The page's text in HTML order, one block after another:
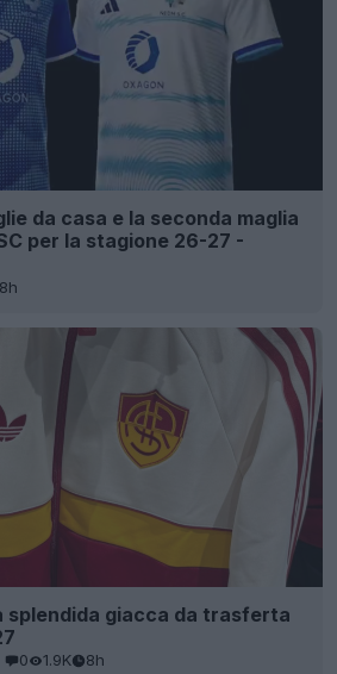
da casa e la seconda maglia
per la stagione 26-27 -
8h
splendida giacca da trasferta
0 1.9K 8h